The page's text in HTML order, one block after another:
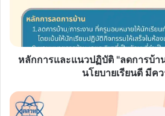
การบ้าน
การ
เรียน
นโยบาย
เรียน
หลักการและแนวปฏิบัติ "ลดการบ้า
นโยบายเรียนดี มีค
ประกาศ
ผล